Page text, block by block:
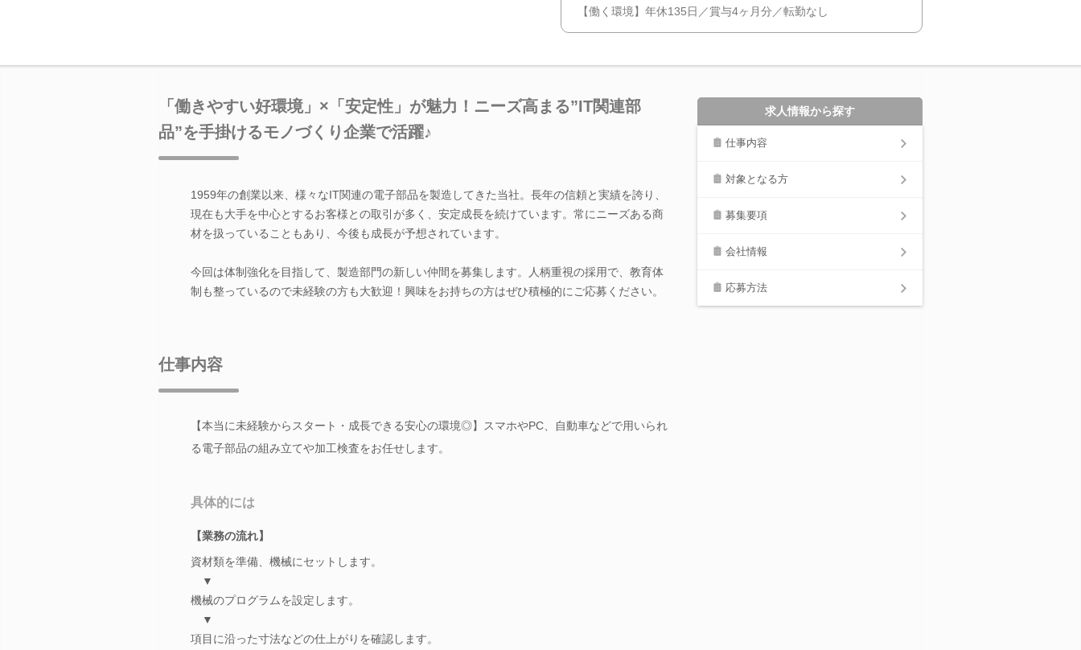
【働く環境】年休135日／賞与4ヶ月分／転勤なし
「働きやすい好環境」×「安定性」が魅力！ニーズ高まる”IT関連部
品”を手掛けるモノづくり企業で活躍♪
1959年の創業以来、様々なIT関連の電子部品を製造してきた当社。長年の信頼と実績を誇り、
現在も大手を中心とするお客様との取引が多く、安定成長を続けています。常にニーズある商
材を扱っていることもあり、今後も成長が予想されています。
今回は体制強化を目指して、製造部門の新しい仲間を募集します。人柄重視の採用で、教育体
制も整っているので未経験の方も大歓迎！興味をお持ちの方はぜひ積極的にご応募ください。
仕事内容
【本当に未経験からスタート・成長できる安心の環境◎】スマホやPC、自動車などで用いられ
る電子部品の組み立てや加工検査をお任せします。
具体的には
【業務の流れ】
資材類を準備、機械にセットします。
▼
機械のプログラムを設定します。
▼
項目に沿った寸法などの仕上がりを確認します。
求人情報から探す
仕事内容
対象となる方
募集要項
会社情報
応募方法